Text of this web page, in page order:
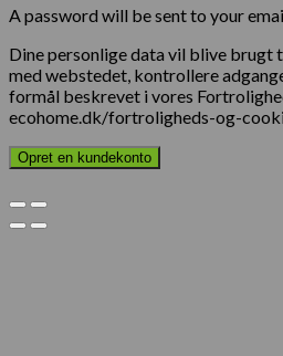
A password will be sent to your
Dine personlige data vil blive
med webstedet, kontrollere
formål beskrevet i vores
ecohome.dk/fortroligheds-og-
Opret en kundekonto